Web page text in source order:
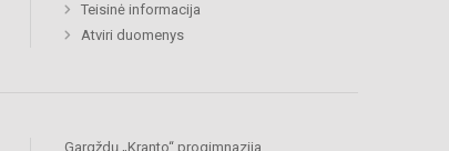
Teisinė informacija
Atviri duomenys
Gargždų „Kranto“ progimnazija